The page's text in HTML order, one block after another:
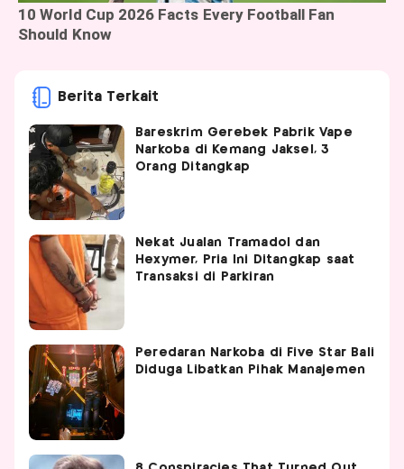
Berita Terkait
Bareskrim Gerebek Pabrik Vape
Narkoba di Kemang Jaksel, 3
Orang Ditangkap
Nekat Jualan Tramadol dan
Hexymer, Pria Ini Ditangkap saat
Transaksi di Parkiran
Peredaran Narkoba di Five Star Bali
Diduga Libatkan Pihak Manajemen